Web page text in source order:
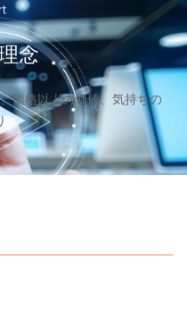
念
価格以上の価値、気持ちの